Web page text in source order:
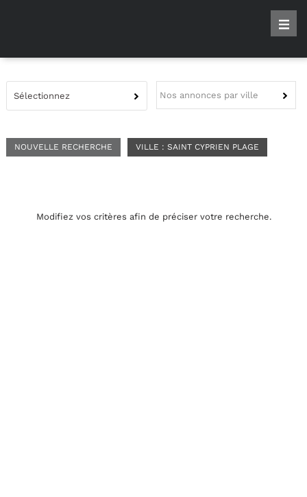
Sélectionnez Nos annonces par ville
NOUVELLE RECHERCHE VILLE : SAINT CYPRIEN PLAGE
Modifiez vos critères afin de préciser votre recherche.